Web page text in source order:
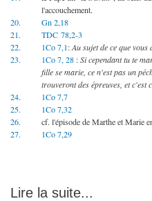
l'accouchement.
20.
Gn 2,18
21.
TDC 78,2-3
22.
1Co 7,1:Au sujet de ce que
23.
1Co 7, 28 :Si cependant tu te
fille se marie, ce n'est pas un
trouveront des épreuves, et c'est
24.
1Co 7,7
25.
1Co 7,32
26.
cf. l'épisode de Marthe et Marie
27.
1Co 7,29
Lire la suite...